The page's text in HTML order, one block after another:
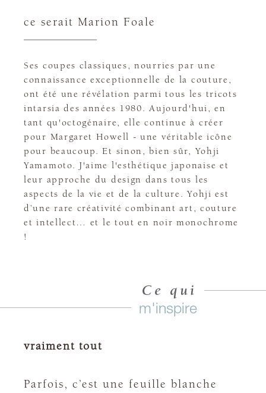
ce serait Marion Foale
Ses coupes classiques, nourries par une
connaissance exceptionnelle de la couture,
ont été une révélation parmi tous les tricots
intarsia des années 1980. Aujourd'hui, en
tant qu'octogénaire, elle continue à créer
pour Margaret Howell - une véritable icône
pour beaucoup. Et sinon, bien sûr, Yohji
Yamamoto. J'aime l'esthétique japonaise et
leur approche du design dans tous les
aspects de la vie et de la culture. Yohji est
d’une rare créativité combinant art, couture
et intellect… et le tout en noir monochrome
!
Ce qui
m'inspire
vraiment tout
Parfois, c’est une feuille blanche